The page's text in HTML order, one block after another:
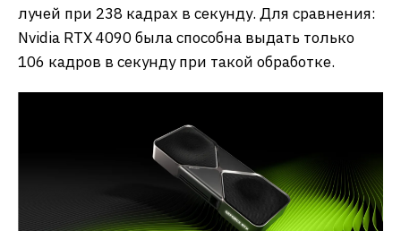
лучей при 238 кадрах в секунду. Для сравнения:
Nvidia RTX 4090 была способна выдать только
106 кадров в секунду при такой обработке.